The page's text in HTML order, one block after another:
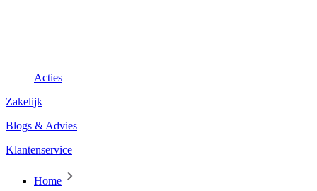
Acties
Zakelijk
Blogs & Advies
Klantenservice
Home